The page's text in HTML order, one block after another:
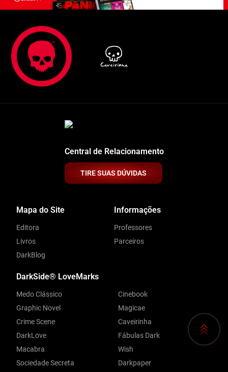
Central de Relacionamento
TIRE SUAS DÚVIDAS
Mapa do Site
Editora
Livros
DarkBlog
Informações
Professores
Parceiros
DarkSide® LoveMarks
Medo Clássico
Graphic Novel
Crime Scene
DarkLove
Macabra
Sociedade Secreta
Cinebook
Magicae
Caveirinha
Fábulas Dark
Wish
Darkpaper